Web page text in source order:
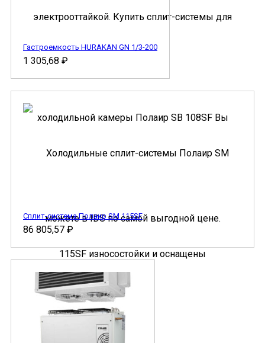
Гастроемкость HURAKAN GN 1/3-200
1 305,68 ₽
Сплит-система Полаир SM 115SF
86 805,57 ₽